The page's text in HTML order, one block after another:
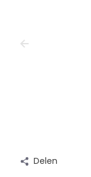
Delen